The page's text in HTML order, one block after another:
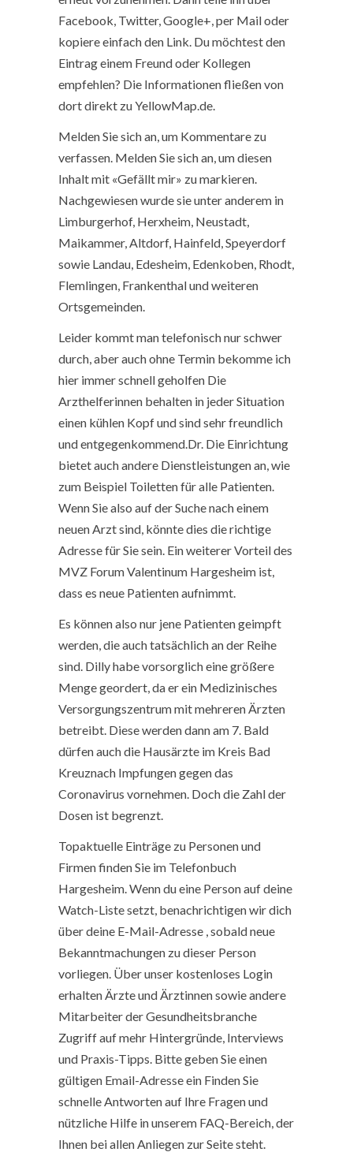
Facebook, Twitter, Google+, per Mail oder
kopiere einfach den Link. Du möchtest den
Eintrag einem Freund oder Kollegen
empfehlen? Die Informationen fließen von
dort direkt zu YellowMap.de.
Melden Sie sich an, um Kommentare zu
verfassen. Melden Sie sich an, um diesen
Inhalt mit «Gefällt mir» zu markieren.
Nachgewiesen wurde sie unter anderem in
Limburgerhof, Herxheim, Neustadt,
Maikammer, Altdorf, Hainfeld, Speyerdorf
sowie Landau, Edesheim, Edenkoben, Rhodt,
Flemlingen, Frankenthal und weiteren
Ortsgemeinden.
Leider kommt man telefonisch nur schwer
durch, aber auch ohne Termin bekomme ich
hier immer schnell geholfen Die
Arzthelferinnen behalten in jeder Situation
einen kühlen Kopf und sind sehr freundlich
und entgegenkommend.Dr. Die Einrichtung
bietet auch andere Dienstleistungen an, wie
zum Beispiel Toiletten für alle Patienten.
Wenn Sie also auf der Suche nach einem
neuen Arzt sind, könnte dies die richtige
Adresse für Sie sein. Ein weiterer Vorteil des
MVZ Forum Valentinum Hargesheim ist,
dass es neue Patienten aufnimmt.
Es können also nur jene Patienten geimpft
werden, die auch tatsächlich an der Reihe
sind. Dilly habe vorsorglich eine größere
Menge geordert, da er ein Medizinisches
Versorgungszentrum mit mehreren Ärzten
betreibt. Diese werden dann am 7. Bald
dürfen auch die Hausärzte im Kreis Bad
Kreuznach Impfungen gegen das
Coronavirus vornehmen. Doch die Zahl der
Dosen ist begrenzt.
Topaktuelle Einträge zu Personen und
Firmen finden Sie im Telefonbuch
Hargesheim. Wenn du eine Person auf deine
Watch-Liste setzt, benachrichtigen wir dich
über deine E-Mail-Adresse , sobald neue
Bekanntmachungen zu dieser Person
vorliegen. Über unser kostenloses Login
erhalten Ärzte und Ärztinnen sowie andere
Mitarbeiter der Gesundheitsbranche
Zugriff auf mehr Hintergründe, Interviews
und Praxis-Tipps. Bitte geben Sie einen
gültigen Email-Adresse ein Finden Sie
schnelle Antworten auf Ihre Fragen und
nützliche Hilfe in unserem FAQ-Bereich, der
Ihnen bei allen Anliegen zur Seite steht.